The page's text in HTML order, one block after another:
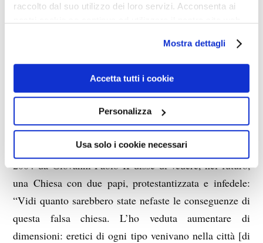
raccolto dal suo utilizzo dei loro servizi. Acconsenta ai
Mostra dettagli
Accetta tutti i cookie
Personalizza
Usa solo i cookie necessari
Sangue dei Principi [gli Apostoli], portando la Lussuria
in processione. Sacrilegi compiranno contro lo Spirito
Santo e contro la Religione: gli uomini si vestiranno da
donne e le donne si vestiranno da uomini, la Voce del
Santo Vicario non sarà ascoltata e la Sua figura sarà
fatta oggetto di scherno e di risa”.
Maria Katharina Emmerick, una monaca agostiniana
tedesca vissuta tra il 1774 e il 1824, e beatificata nel
2004 da Giovanni Paolo II disse di vedere, nel futuro,
una Chiesa con due papi, protestantizzata e infedele:
“Vidi quanto sarebbero state nefaste le conseguenze di
questa falsa chiesa. L’ho veduta aumentare di
dimensioni: eretici di ogni tipo venivano nella città [di